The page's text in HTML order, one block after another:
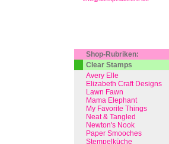
Shop-Rubriken:
Clear Stamps
Avery Elle
Elizabeth Craft Designs
Lawn Fawn
Mama Elephant
My Favorite Things
Neat & Tangled
Newton's Nook
Paper Smooches
Stempelküche